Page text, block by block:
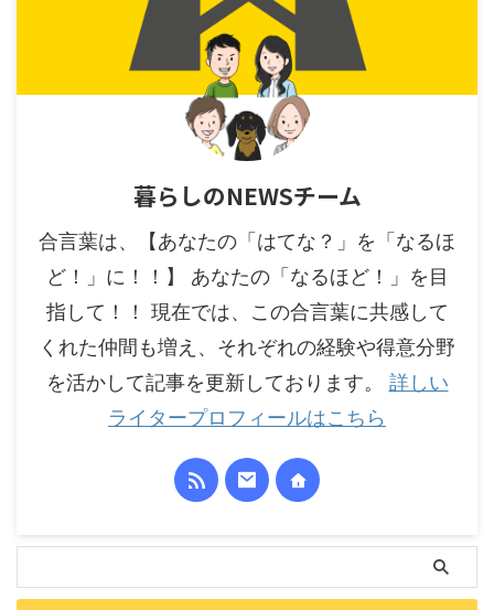
暮らしのNEWSチーム
合言葉は、【あなたの「はてな？」を「なるほ
ど！」に！！】 あなたの「なるほど！」を目
指して！！ 現在では、この合言葉に共感して
くれた仲間も増え、それぞれの経験や得意分野
を活かして記事を更新しております。 詳しい
ライタープロフィールはこちら